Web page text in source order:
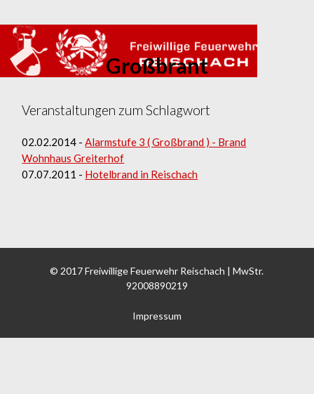
Home › Großbrant
Großbrant
Veranstaltungen zum Schlagwort
02.02.2014 -Alarmstufe 3 ( Großbrand ) - Brand
Wohnhaus Greiterhof
07.07.2011 - Hotelbrand in Reischach
© 2017 Freiwillige Feuerwehr Reischach | MwStr.
92008890219
Impressum